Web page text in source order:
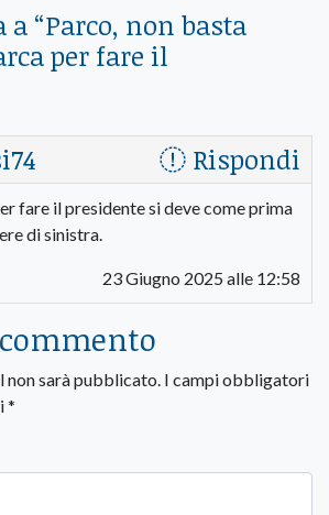
“Parco, non basta
per fare il
Rispondi
fare il presidente si deve come prima
di sinistra.
23 Giugno 2025 alle 12:58
non sarà pubblicato. I campi obbligatori
*